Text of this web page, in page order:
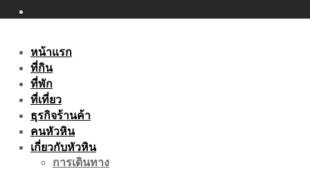
หน้าแรก
ที่กิน
ที่พัก
ที่เที่ยว
ธุรกิจร้านค้า
คนหัวหิน
เกี่ยวกับหัวหิน
การเดินทาง